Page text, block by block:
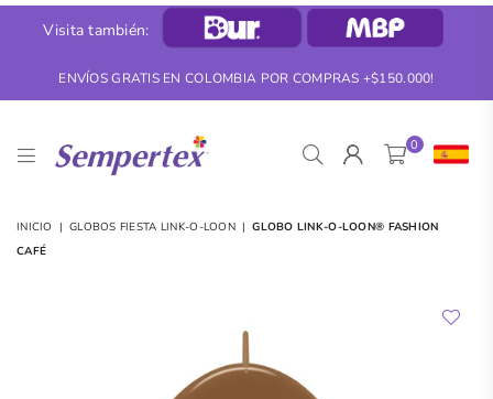
Visita también:
ENVÍOS GRATIS EN COLOMBIA POR COMPRAS +$150.000!
SEMPERTEX
0
INICIO | GLOBOS FIESTA LINK-O-LOON | GLOBO LINK-O-LOON® FASHION
CAFÉ